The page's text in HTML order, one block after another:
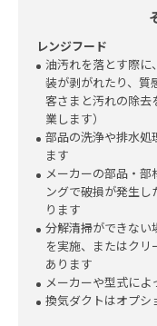
レンジフード
油汚れを落とす際に
装が剥がれたり、質
客さまと汚れの除去
業します）
部品の洗浄や排水処
ます
メーカーの部品・
ングで破損が発生
ります
分解清掃ができない
を実施、またはク
あります
メーカーや型式に
換気ダクトはオプシ